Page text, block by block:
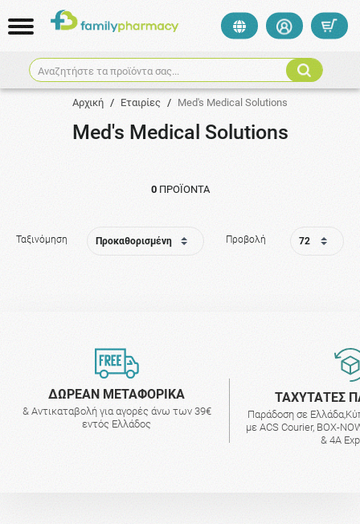
Αναζητήστε τα προϊόντα σας...
Αρχική / Εταιρίες / Med's Medical Solutions
Med's Medical Solutions
0ΠΡΟΪΌΝΤΑ
Ταξινόμηση Προβολή
ΔΩΡΕΑΝ ΜΕΤΑΦΟΡΙΚΑ
& Αντικαταβολή για αγορές άνω των 39€
εντός Ελλάδος
ΤΑΧΥΤΑΤΕΣ
Παράδοση σε
με ACS Courier, BOX-
& 4A